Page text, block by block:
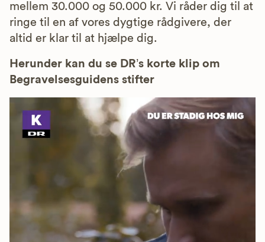
mellem 30.000 og 50.000 kr. Vi råder dig til at
ringe til en af vores dygtige rådgivere, der
altid er klar til at hjælpe dig.
Herunder kan du se DR’s korte klip om
Begravelsesguidens stifter